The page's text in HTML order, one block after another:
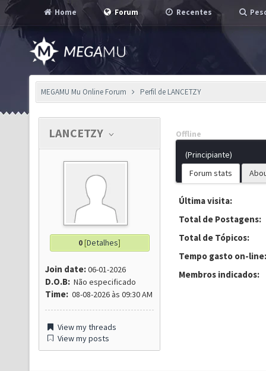
Home Forum Recentes
MEGAMU Mu Online Forum Perfil de LANCETZY
LANCETZY
0[Detalhes]
Join date:06-01-2026
D.O.B: Não especificado
Time: 08-08-2026 às 09:30 AM
View my threads
View my posts
Offline
(Principiante)
Forum stats
Última visita:
Total de Postagens:
Total de Tópicos:
Tempo gasto on-line:
Membros indicados: